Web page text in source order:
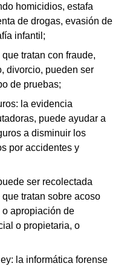
homicidios, estafa
de drogas, evasión de
infantil;
tratan con fraude,
divorcio, pueden ser
de pruebas;
la evidencia
puede ayudar a
a disminuir los
por accidentes y
ser recolectada
tratan sobre acoso
apropiación de
o propietaria, o
la informática forense